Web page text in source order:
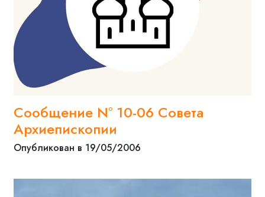
Сообщение N° 10-06 Совета
Архиепископии
Опубликован в 19/05/2006